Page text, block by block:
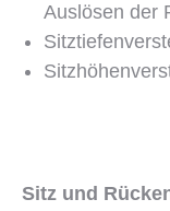
Auslösen der
Sitz und